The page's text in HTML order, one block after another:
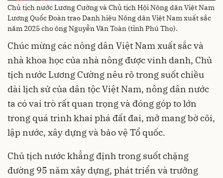
Chủ tịch nước Lương Cường và Chủ tịch Hội Nông dân Việt Nam
Lương Quốc Đoàn trao Danh hiệu Nông dân Việt Nam xuất sắc
năm 2025 cho ông Nguyễn Văn Toàn (tỉnh Phú Thọ).
Chúc mừng các nông dân Việt Nam xuất sắc và
nhà khoa học của nhà nông được vinh danh, Chủ
tịch nước Lương Cường nêu rõ trong suốt chiều
dài lịch sử của dân tộc Việt Nam, nông dân nước
ta có vai trò rất quan trọng và đóng góp to lớn
trong quá trình khai phá đất đai, mở mang bờ cõi,
lập nước, xây dựng và bảo vệ Tổ quốc.
Chủ tịch nước khẳng định trong suốt chặng
đường 95 năm xây dựng, phát triển và trưởng